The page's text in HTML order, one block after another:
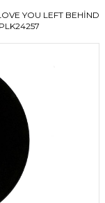
YOU LEFT BEHIND